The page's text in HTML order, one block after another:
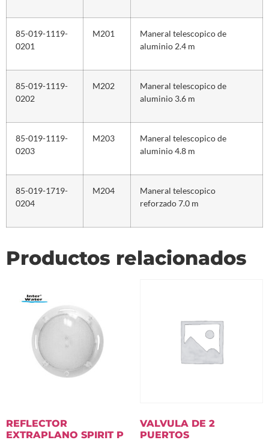
85-019-1119-
0201
M201
Maneral telescopico de
aluminio 2.4 m
85-019-1119-
0202
M202
Maneral telescopico de
aluminio 3.6 m
85-019-1119-
0203
M203
Maneral telescopico de
aluminio 4.8 m
85-019-1719-
0204
M204
Maneral telescopico
reforzado 7.0 m
Productos relacionados
REFLECTOR
EXTRAPLANO SPIRIT P
VALVULA DE 2
PUERTOS